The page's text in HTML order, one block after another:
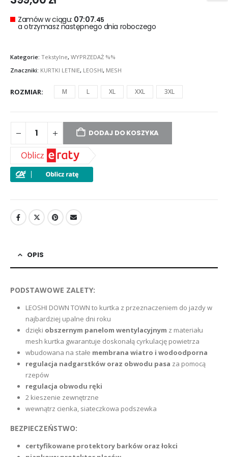
Zamów w ciągu: 07:07.45
a otrzymasz następnego dnia roboczego
Kategorie: Tekstylne, WYPRZEDAŻ %%
Znaczniki: KURTKI LETNIE, LEOSHI, MESH
ROZMIAR M L XL XXL 3XL
DODAJ DO KOSZYKA
OPIS
PODSTAWOWE ZALETY:
LEOSHI DOWN TOWN to kurtka z przeznaczeniem do jazdy w
najbardziej upalne dni roku
dzięki obszernym panelom wentylacyjnym z materiału
mesh kurtka gwarantuje doskonałą cyrkulację powietrza
wbudowana na stałe membrana wiatro i wodoodporna
regulacja nadgarstków oraz obwodu pasa za pomocą
rzepów
regulacja obwodu ręki
2 kieszenie zewnętrzne
wewnątrz cienka, siateczkowa podszewka
BEZPIECZEŃSTWO:
certyfikowane protektory barków oraz łokci